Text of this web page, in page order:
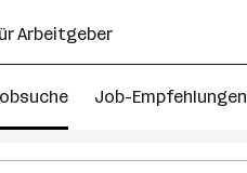
Arbeitgeber
Job-Empfehlungen